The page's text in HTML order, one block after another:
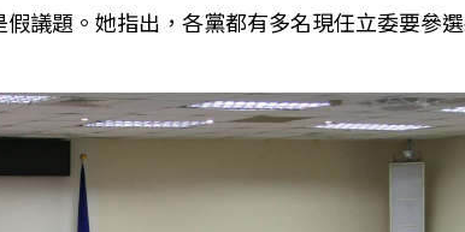
議題。她指出，各黨都有多名現任立委要參